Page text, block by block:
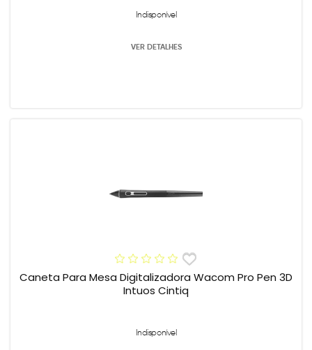
Indisponível
VER DETALHES
Caneta Para Mesa Digitalizadora Wacom Pro Pen 3D
Intuos Cintiq
Indisponível